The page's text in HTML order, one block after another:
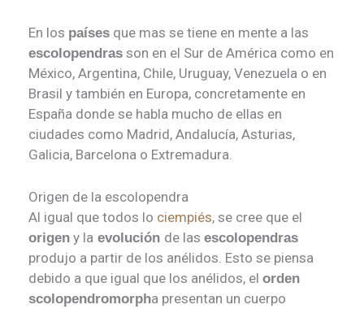
En los países que mas se tiene en mente a las
escolopendras son en el Sur de América como en
México, Argentina, Chile, Uruguay, Venezuela o en
Brasil y también en Europa, concretamente en
España donde se habla mucho de ellas en
ciudades como Madrid, Andalucía, Asturias,
Galicia, Barcelona o Extremadura.
Origen de la escolopendra
Al igual que todos lo ciempiés, se cree que el
origen y la evolución de las escolopendras
produjo a partir de los anélidos. Esto se piensa
debido a que igual que los anélidos, el orden
scolopendromorpha presentan un cuerpo